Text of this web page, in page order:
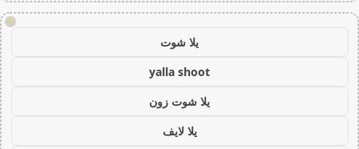
!
يلا شوت
yalla shoot
يلا شوت زون
يلا لايف